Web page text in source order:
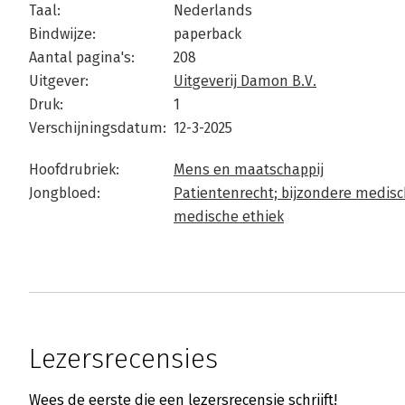
Taal:
Nederlands
Bindwijze:
paperback
Aantal pagina's:
208
Uitgever:
Uitgeverij Damon B.V.
Druk:
1
Verschijningsdatum: 12-3-2025
Hoofdrubriek:
Mens en maatschappij
Jongbloed:
Patientenrecht; bijzondere
medische ethiek
Lezersrecensies
Wees de eerste die een lezersrecensie schrijft!